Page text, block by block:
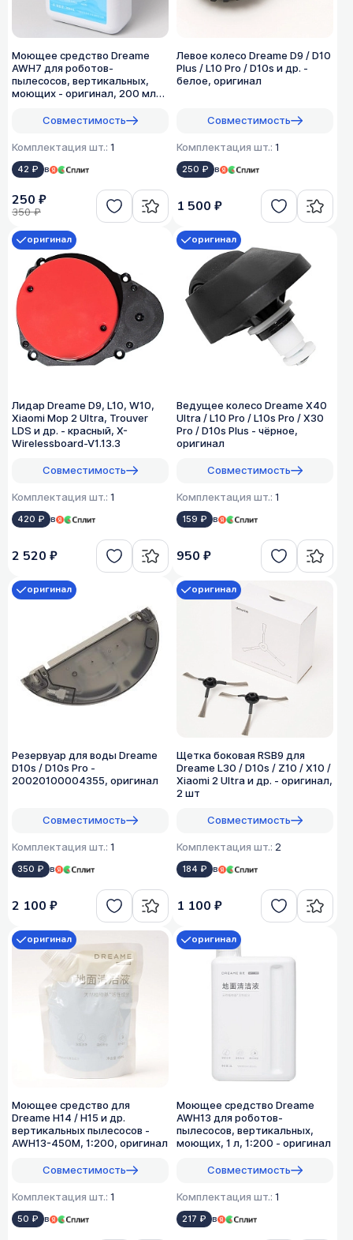
Моющее средство Dreame
AWH7 для роботов-
пылесосов, вертикальных,
моющих - оригинал, 200 мл
Совместимость
Комплектация шт.: 1
42 ₽ в
250 ₽
350 ₽
Левое колесо Dreame D9 / D10
Plus / L10 Pro / D10s и др. -
белое, оригинал
Совместимость
Комплектация шт.: 1
250 ₽ в
1 500 ₽
Лидар Dreame D9, L10, W10,
Xiaomi Mop 2 Ultra, Trouver
LDS и др. - красный, X-
Wirelessboard-V1.13.3
Совместимость
Комплектация шт.: 1
420 ₽ в
оригинал
2 520 ₽
Ведущее колесо Dreame X40
Ultra / L10 Pro / L10s Pro / X30
Pro / D10s Plus - чёрное,
оригинал
Совместимость
Комплектация шт.: 1
159 ₽ в
оригинал
950 ₽
Резервуар для воды Dreame
D10s / D10s Pro -
20020100004355, оригинал
Совместимость
Комплектация шт.: 1
350 ₽ в
оригинал
2 100 ₽
Щетка боковая RSB9 для
Dreame L30 / D10s / Z10 / X10 /
Xiaomi 2 Ultra и др. - оригинал,
2 шт
Совместимость
Комплектация шт.: 2
184 ₽ в
оригинал
1 100 ₽
Моющее средство для
Dreame H14 / H15 и др.
вертикальных пылесосов -
AWH13-450M, 1:200, оригинал
Совместимость
Комплектация шт.: 1
50 ₽ в
оригинал
Моющее средство Dreame
AWH13 для роботов-
пылесосов, вертикальных,
моющих, 1 л, 1:200 - оригинал
Совместимость
Комплектация шт.: 1
217 ₽ в
оригинал